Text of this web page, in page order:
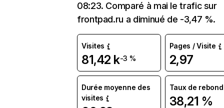
08:23. Comparé à mai le trafic sur
frontpad.ru a diminué de -3,47 %.
Visites
81,42 k-3 %
Pages / Visite
2,97
Durée moyenne des
visites
Taux de rebond
38,21 %